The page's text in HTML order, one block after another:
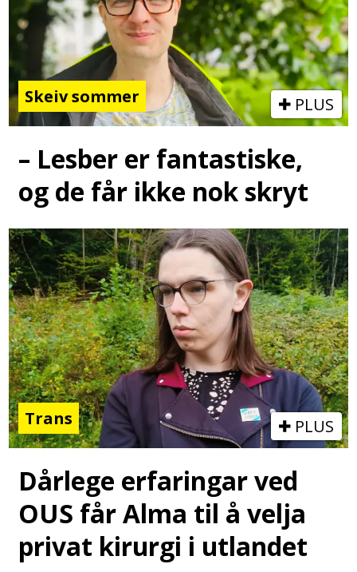
Skeiv sommer PLUS
– Lesber er fantastiske,
og de får ikke nok skryt
Trans PLUS
Dårlege erfaringar ved
OUS får Alma til å velja
privat kirurgi i utlandet